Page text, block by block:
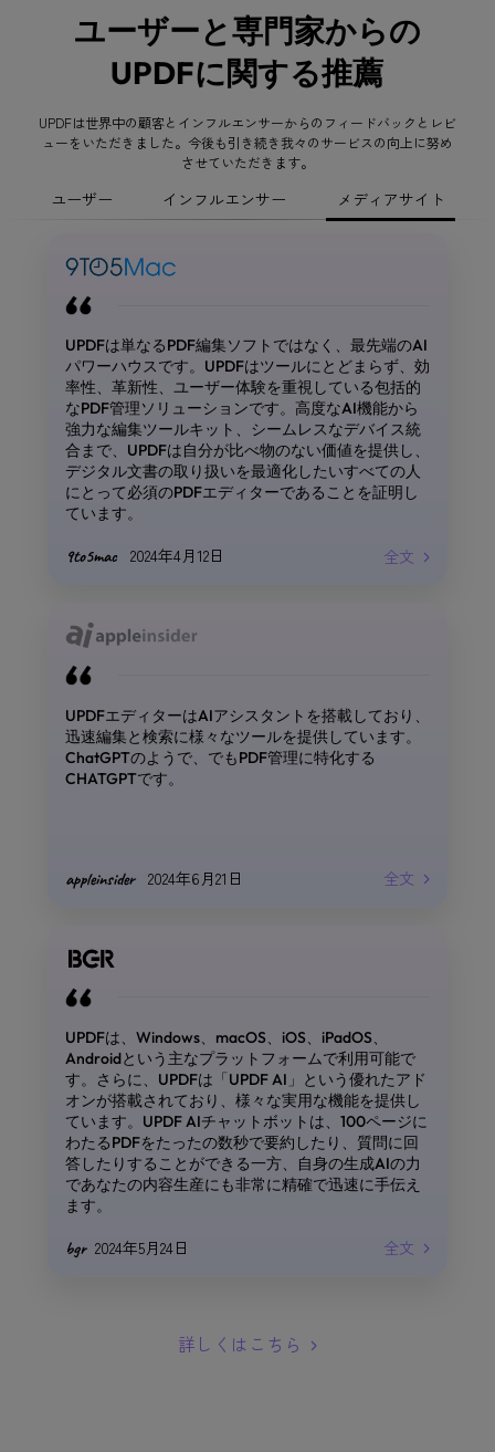
ユーザーと専門家からの
UPDFに関する推薦
UPDFは世界中の顧客とインフルエンサーからのフィードバックとレビ
ューをいただきました。今後も引き続き我々のサービスの向上に努め
させていただきます。
ユーザー インフルエンサー メディアサイト
教授
Samir Burzić
営業とフィールドサービス
Werner Mozek
Linusテックティップス
1570万の登録者
AppleTrack
UPDFは単なるPDF編集ソフトではなく、最先端のAI
パワーハウスです。UPDFはツールにとどまらず、効
率性、革新性、ユーザー体験を重視している包括的
なPDF管理ソリューションです。高度なAI機能から
強力な編集ツールキット、シームレスなデバイス統
合まで、UPDFは自分が比べ物のない価値を提供し、
デジタル文書の取り扱いを最適化したいすべての人
にとって必須のPDFエディターであることを証明し
ています。
9to5mac 2024年4月12日 全文
UPDFエディターはAIアシスタントを搭載しており、
迅速編集と検索に様々なツールを提供しています。
ChatGPTのようで、でもPDF管理に特化する
CHATGPTです。
appleinsider 2024年6月21日 全文
UPDFは、Windows、macOS、iOS、iPadOS、
Androidという主なプラットフォームで利用可能で
す。さらに、UPDFは「UPDF AI」という優れたアド
オンが搭載されており、様々な実用な機能を提供し
ています。UPDF AIチャットボットは、100ページに
わたるPDFをたったの数秒で要約したり、質問に回
答したりすることができる一方、自身の生成AIの力
であなたの内容生産にも非常に精確で迅速に手伝え
ます。
bgr 2024年5月24日 全文
詳しくはこちら